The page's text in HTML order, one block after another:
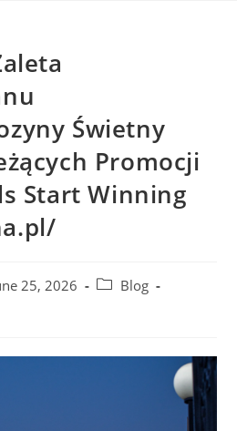
Świetny
Promocji
Start Winning
25, 2026
Blog